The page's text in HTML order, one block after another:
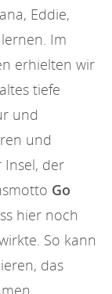
Eddie,
Im
erhielten wir
tiefe
und
und
der
Go
hier noch
So kann
das